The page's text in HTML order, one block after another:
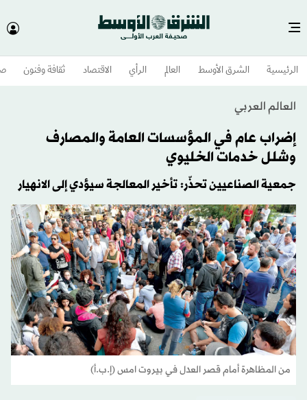
الرئيسية الشرق الأوسط​ العالم الرأي الاقتصاد ثقافة وفنون
العالم العربي
إضراب عام في المؤسسات العامة والمصارف
وشلل خدمات الخليوي
جمعية الصناعيين تحذّر: تأخير المعالجة سيؤدي إلى الانهيار
من المظاهرة أمام قصر العدل في بيروت امس (إ.ب.أ)